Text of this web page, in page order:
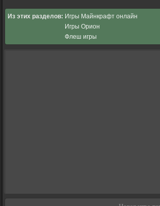
Из этих разделов: Игры Майнкрафт онлайн
Игры Орион
Флеш игры